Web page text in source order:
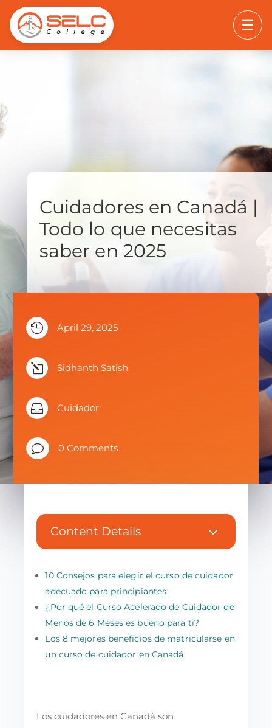
☰
Cuidadores en Canadá |
Todo lo que necesitas
saber en 2025
 April 29, 2025
l Sidhanth Satish
 Cuidador
v 0 Comments
Content Details 3
10 Consejos para elegir el curso de cuidador
adecuado para principiantes
¿Por qué el Curso Acelerado de Cuidador de
Menos de 6 Meses es bueno para ti?
Los 8 mejores beneficios de matricularse en
un curso de cuidador en Canadá
Los cuidadores en Canadá son